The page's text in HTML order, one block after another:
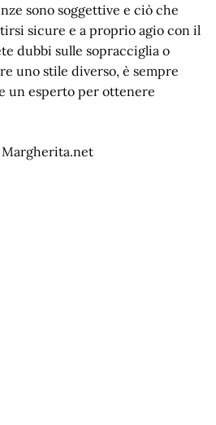
sono soggettive e ciò che
sicure e a proprio agio con il
dubbi sulle sopracciglia o
uno stile diverso, è sempre
un esperto per ottenere